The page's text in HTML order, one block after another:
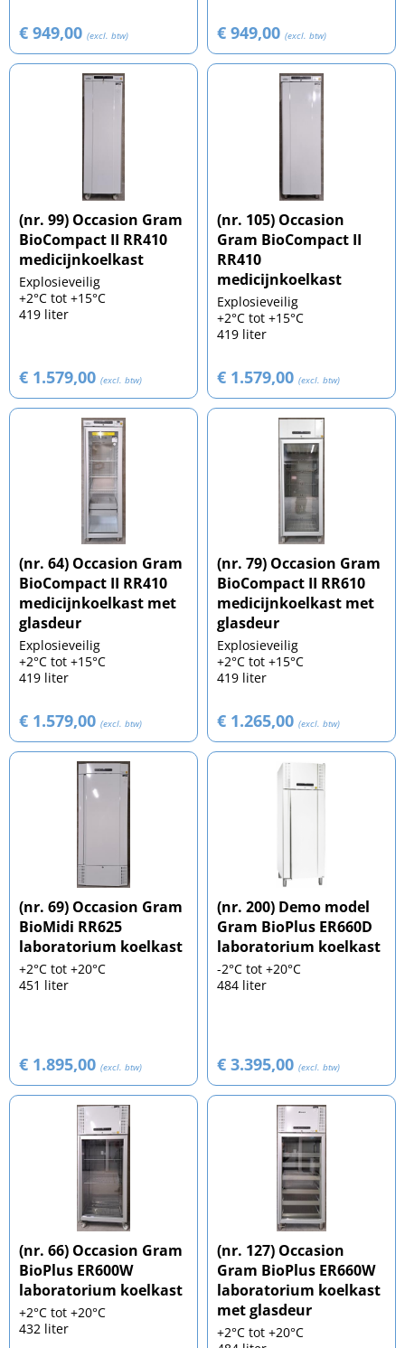
€ 949,00 (excl. btw) € 949,00 (excl. btw)
(nr. 99) Occasion Gram
BioCompact II RR410
medicijnkoelkast
Explosieveilig
+2°C tot +15°C
419 liter
€ 1.579,00 (excl. btw)
(nr. 105) Occasion
Gram BioCompact II
RR410
medicijnkoelkast
Explosieveilig
+2°C tot +15°C
419 liter
€ 1.579,00 (excl. btw)
(nr. 64) Occasion Gram
BioCompact II RR410
medicijnkoelkast met
glasdeur
Explosieveilig
+2°C tot +15°C
419 liter
€ 1.579,00 (excl. btw)
(nr. 79) Occasion Gram
BioCompact II RR610
medicijnkoelkast met
glasdeur
Explosieveilig
+2°C tot +15°C
419 liter
€ 1.265,00 (excl. btw)
(nr. 69) Occasion Gram
BioMidi RR625
laboratorium koelkast
+2°C tot +20°C
451 liter
€ 1.895,00 (excl. btw)
(nr. 200) Demo model
Gram BioPlus ER660D
laboratorium koelkast
-2°C tot +20°C
484 liter
€ 3.395,00 (excl. btw)
(nr. 66) Occasion Gram
BioPlus ER600W
laboratorium koelkast
+2°C tot +20°C
432 liter
(nr. 127) Occasion
Gram BioPlus ER660W
laboratorium koelkast
met glasdeur
+2°C tot +20°C